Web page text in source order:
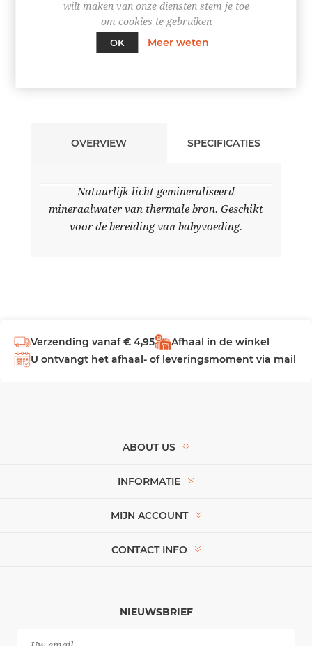
BESTEL NU!
OVERVIEW SPECIFICATIES
Natuurlijk licht gemineraliseerd
mineraalwater van thermale bron. Geschikt
voor de bereiding van babyvoeding.
Verzending vanaf € 4,95
Afhaal in de winkel
U ontvangt het afhaal- of leveringsmoment via mail
ABOUT US
INFORMATIE
MIJN ACCOUNT
CONTACT INFO
NIEUWSBRIEF
wilt maken van onze diensten stem je toe
om cookies te gebruiken
OK
Meer weten